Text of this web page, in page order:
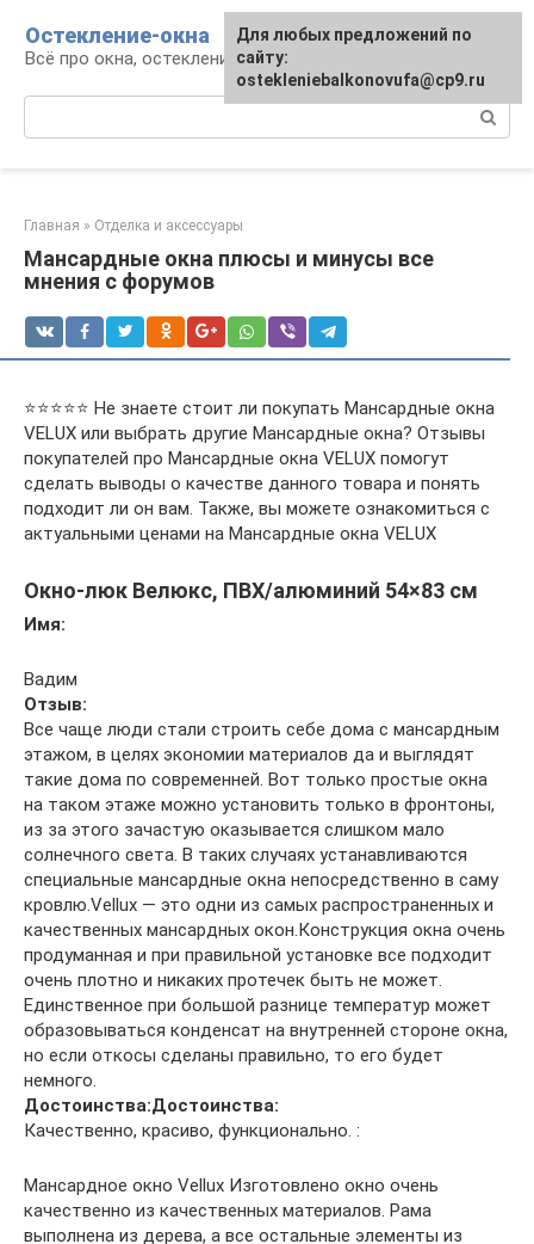
контенту
Остекление-окна
Всё про окна, остекление, балконы и двери
Главная » Отделка и аксессуары
Мансардные окна плюсы и минусы все
мнения с форумов
⭐⭐⭐⭐⭐ Не знаете стоит ли покупать Мансардные окна
VELUX или выбрать другие Мансардные окна? Отзывы
покупателей про Мансардные окна VELUX помогут
сделать выводы о качестве данного товара и понять
подходит ли он вам. Также, вы можете ознакомиться с
актуальными ценами на Мансардные окна VELUX
Окно-люк Велюкс, ПВХ/алюминий 54×83 см
Имя:
Вадим
Отзыв:
Все чаще люди стали строить себе дома с мансардным
этажом, в целях экономии материалов да и выглядят
такие дома по современней. Вот только простые окна
на таком этаже можно установить только в фронтоны,
из за этого зачастую оказывается слишком мало
солнечного света. В таких случаях устанавливаются
специальные мансардные окна непосредственно в саму
кровлю.Vellux — это одни из самых распространенных и
качественных мансардных окон.Конструкция окна очень
продуманная и при правильной установке все подходит
очень плотно и никаких протечек быть не может.
Единственное при большой разнице температур может
образовываться конденсат на внутренней стороне окна,
но если откосы сделаны правильно, то его будет
немного.
Достоинства:Достоинства:
Качественно, красиво, функционально. :
Мансардное окно Vellux Изготовлено окно очень
качественно из качественных материалов. Рама
выполнена из дерева, а все остальные элементы из
Для любых предложений по
сайту:
ostekleniebalkonovufa@cp9.ru